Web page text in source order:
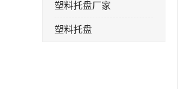
塑料托盘厂家
塑料托盘